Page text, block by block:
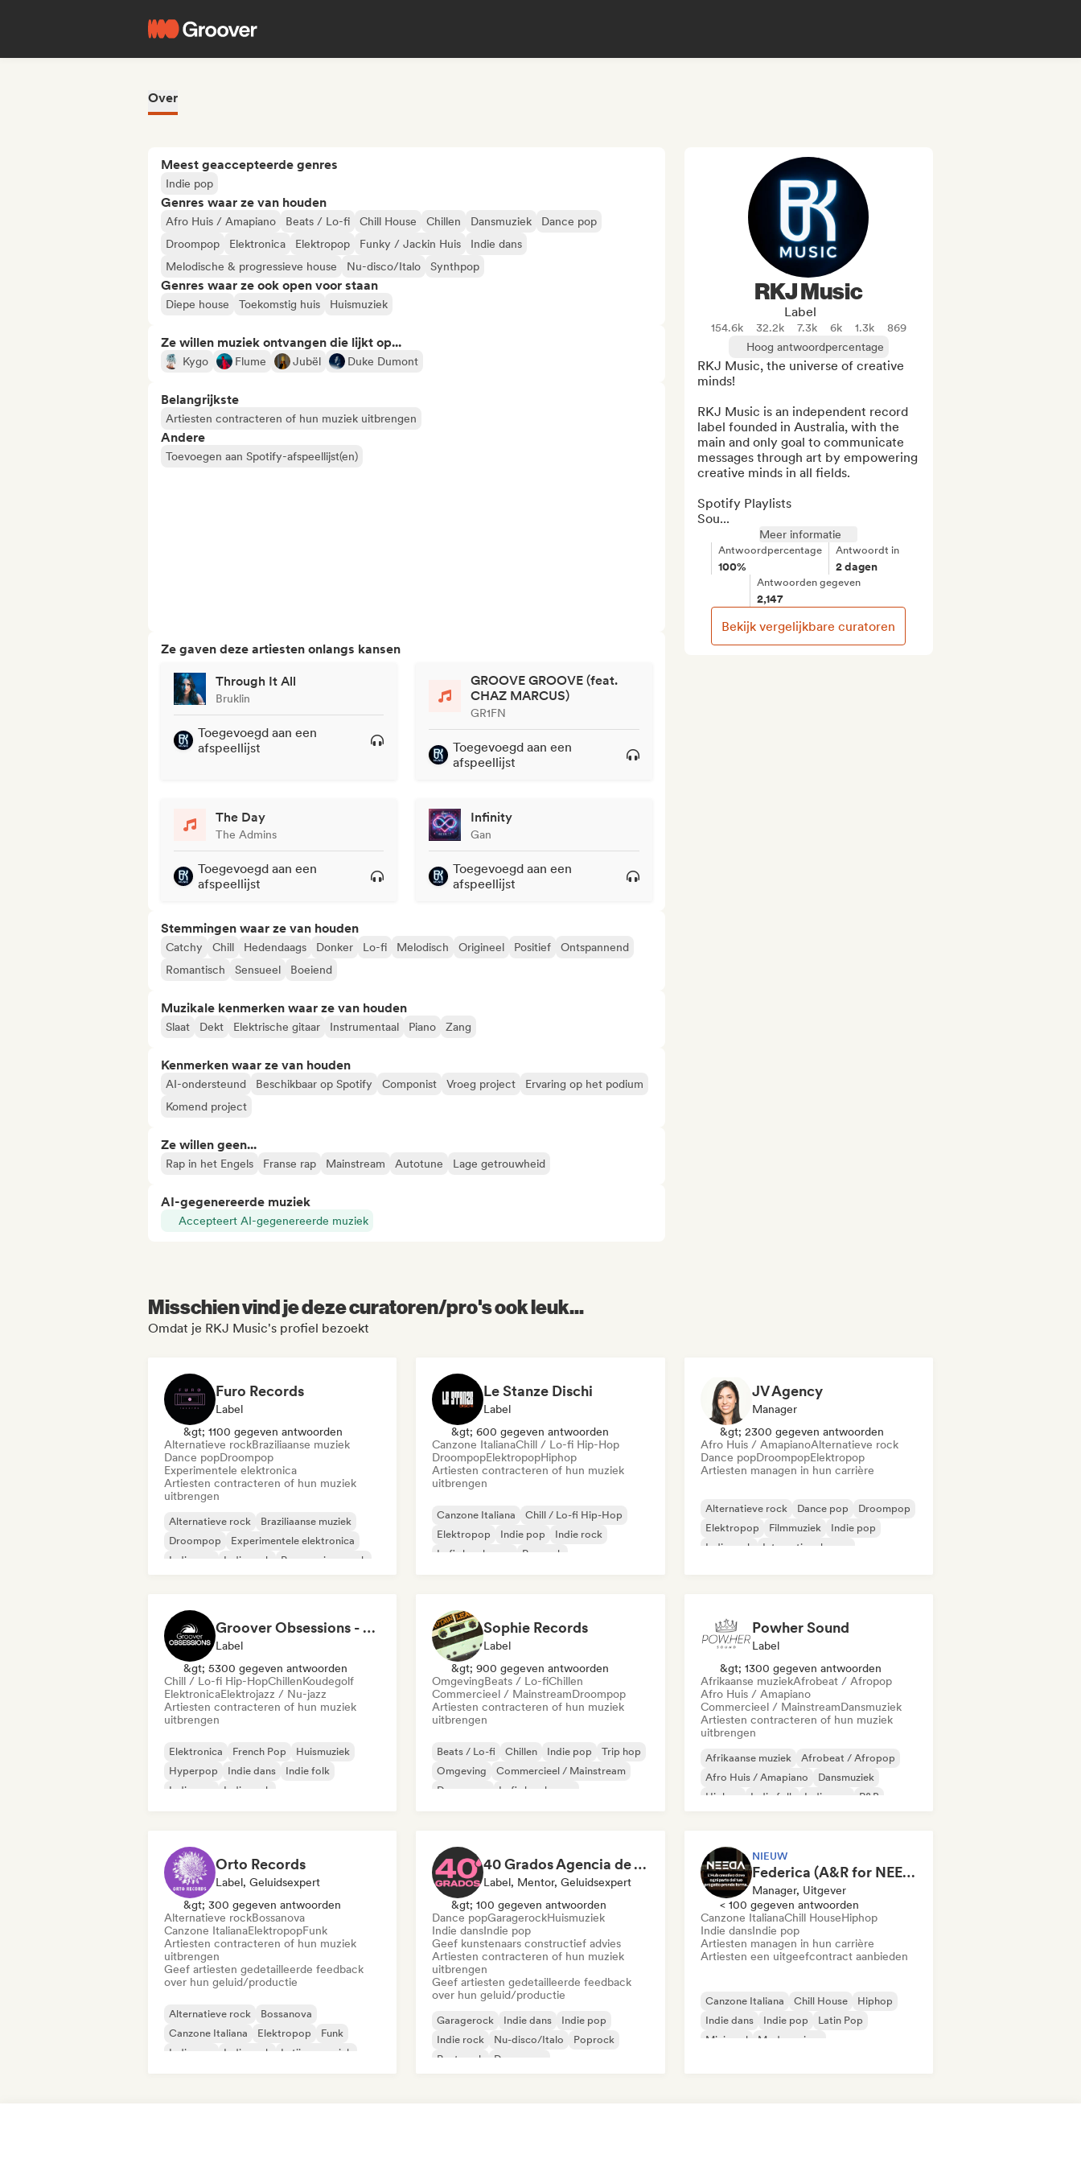
Over
Meest geaccepteerde genres
Indie pop
Genres waar ze van houden
Afro Huis / Amapiano Beats / Lo-fi Chill House Chillen Dansmuziek
Dance pop
Droompop
Elektronica Elektropop Funky / Jackin Huis
Indie dans
Melodische & progressieve house
Nu-disco/Italo Synthpop
Genres waar ze ook open voor staan
Diepe house Toekomstig huis Huismuziek
Ze willen muziek ontvangen die lijkt op...
Kygo Flume Jubël Duke Dumont
Belangrijkste
Artiesten contracteren of hun muziek uitbrengen
Andere
Toevoegen aan Spotify-afspeellijst(en)
Ze gaven deze artiesten onlangs kansen
Through It All
Bruklin
Toegevoegd aan een
afspeellijst
GROOVE GROOVE (feat.
CHAZ MARCUS)
GR1FN
Toegevoegd aan een
afspeellijst
The Day
The Admins
Toegevoegd aan een
afspeellijst
Infinity
Gan
Toegevoegd aan een
afspeellijst
Stemmingen waar ze van houden
Catchy Chill Hedendaags Donker Lo-fi Melodisch Origineel Positief
Ontspannend
Romantisch
Sensueel Boeiend
Muzikale kenmerken waar ze van houden
Slaat Dekt Elektrische gitaar Instrumentaal Piano Zang
Kenmerken waar ze van houden
AI-ondersteund Beschikbaar op Spotify Componist Vroeg project
Ervaring op het podium
Komend project
Ze willen geen...
Rap in het Engels Franse rap Mainstream Autotune Lage getrouwheid
AI-gegenereerde muziek
Accepteert AI-gegenereerde muziek
RKJ Music
Label
154.6k 32.2k 7.3k 6k 1.3k
869
Hoog antwoordpercentage
RKJ Music, the universe of creative
minds!
RKJ Music is an independent record
label founded in Australia, with the
main and only goal to communicate
messages through art by empowering
creative minds in all fields.
Spotify Playlists
Sou...
Meer informatie
Antwoordpercentage
100%
Antwoordt in
2 dagen
Antwoorden gegeven
2,147
Bekijk vergelijkbare curatoren
Misschien vind je deze curatoren/pro's ook leuk...
Omdat je RKJ Music's profiel bezoekt
Furo Records
Label
&gt; 1100 gegeven antwoorden
Alternatieve rockBraziliaanse muziek
Dance popDroompop
Experimentele elektronica
Artiesten contracteren of hun muziek
uitbrengen
Alternatieve rock
Braziliaanse muziek
Droompop
Experimentele elektronica
Indie pop
Indie rock
Progressieve rock
Le Stanze Dischi
Label
&gt; 600 gegeven antwoorden
Canzone ItalianaChill / Lo-fi Hip-Hop
DroompopElektropopHiphop
Artiesten contracteren of hun muziek
uitbrengen
Canzone Italiana
Chill / Lo-fi Hip-Hop
Elektropop
Indie pop
Indie rock
Lofi slaapkamer
Poprock
JV Agency
Manager
&gt; 2300 gegeven antwoorden
Afro Huis / AmapianoAlternatieve rock
Dance popDroompopElektropop
Artiesten managen in hun carrière
Alternatieve rock Dance pop
Droompop
Elektropop
Filmmuziek
Indie pop
Indie rock
Internationale pop
Groover Obsessions - The Artist Accelerator
Label
&gt; 5300 gegeven antwoorden
Chill / Lo-fi Hip-HopChillenKoudegolf
ElektronicaElektrojazz / Nu-jazz
Artiesten contracteren of hun muziek
uitbrengen
Elektronica French Pop
Huismuziek
Hyperpop
Indie dans
Indie folk
Indie pop
Indie rock
Sophie Records
Label
&gt; 900 gegeven antwoorden
OmgevingBeats / Lo-fiChillen
Commercieel / MainstreamDroompop
Artiesten contracteren of hun muziek
uitbrengen
Beats / Lo-fi Chillen Indie pop
Trip hop
Omgeving
Commercieel / Mainstream
Droompop
Lofi slaapkamer
Powher Sound
Label
&gt; 1300 gegeven antwoorden
Afrikaanse muziekAfrobeat / Afropop
Afro Huis / Amapiano
Commercieel / MainstreamDansmuziek
Artiesten contracteren of hun muziek
uitbrengen
Afrikaanse muziek
Afrobeat / Afropop
Afro Huis / Amapiano
Dansmuziek
Hiphop
Indie folk Indie pop R&B
Orto Records
Label, Geluidsexpert
&gt; 300 gegeven antwoorden
Alternatieve rockBossanova
Canzone ItalianaElektropopFunk
Artiesten contracteren of hun muziek
uitbrengen
Geef artiesten gedetailleerde feedback
over hun geluid/productie
Alternatieve rock
Bossanova
Canzone Italiana
Elektropop
Funk
Indie pop
Indie rock Latijnse muziek
40 Grados Agencia de Artistas
Label, Mentor, Geluidsexpert
&gt; 100 gegeven antwoorden
Dance popGaragerockHuismuziek
Indie dansIndie pop
Geef kunstenaars constructief advies
Artiesten contracteren of hun muziek
uitbrengen
Geef artiesten gedetailleerde feedback
over hun geluid/productie
Garagerock Indie dans
Indie pop
Indie rock
Nu-disco/Italo
Poprock
Post punk
Dance pop
NIEUW
Federica (A&R for NEEDA Music Group)
Manager, Uitgever
< 100 gegeven antwoorden
Canzone ItalianaChill HouseHiphop
Indie dansIndie pop
Artiesten managen in hun carrière
Artiesten een uitgeefcontract aanbieden
Canzone Italiana Chill House
Hiphop
Indie dans
Indie pop
Latin Pop
Minimaal
Moderne jazz